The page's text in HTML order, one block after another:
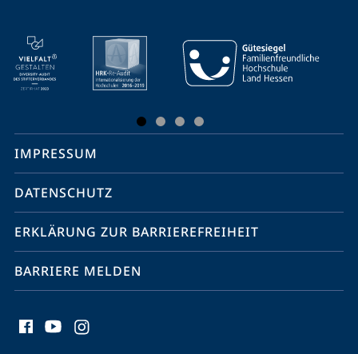
Mobile-
Service-
Navigation
Social
Media
Kontakte
IMPRESSUM
DATENSCHUTZ
ERKLÄRUNG ZUR BARRIEREFREIHEIT
BARRIERE MELDEN